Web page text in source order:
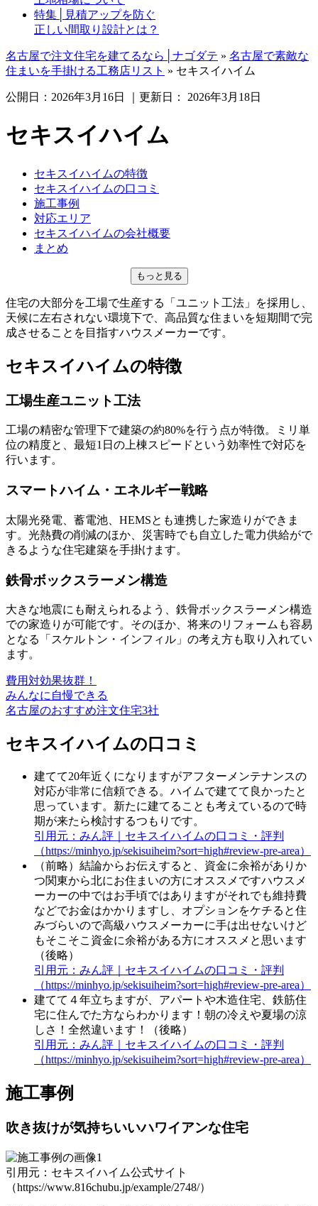
特集│見積アップを防ぐ
正しい間取り設計とは？
名古屋で注文住宅を建てるなら│ナゴダテ » 名古屋で素敵な
住まいを手掛ける工務店リスト » セキスイハイム
公開日： 2026年3月16日 ｜更新日： 2026年3月18日
セキスイハイム
セキスイハイムの特徴
セキスイハイムの口コミ
施工事例
対応エリア
セキスイハイムの会社概要
まとめ
もっと見る
住宅の大部分を工場で生産する「ユニット工法」を採用し、
天候に左右されない環境下で、高品質な住まいを短期間で完
成させることを目指すハウスメーカーです。
セキスイハイムの特徴
工場生産ユニット工法
工場の精密な管理下で建築の約80%を行う点が特徴。ミリ単
位の精度と、最短1日の上棟スピードという効率性で対応を
行います。
スマートハイム・エネルギー戦略
太陽光発電、蓄電池、HEMSとも連携した家造りができま
す。光熱費の削減のほか、災害時でも自立した電力供給がで
きるような住宅建築を手掛けます。
鉄骨ボックスラーメン構造
大きな地震にも耐えられるよう、鉄骨ボックスラーメン構造
での家造りが可能です。そのほか、将来のリフォームも容易
となる「スケルトン・インフィル」の考え方も取り入れてい
ます。
費用対効果抜群！
みんなに自慢できる
名古屋のおすすめ注文住宅3社
セキスイハイムの口コミ
建てて20年近くになりますがアフターメンテナンスの
対応が非常に信頼できる。ハイムで建てて良かったと
思っています。新たに建てることも考えているので時
期が来たら検討するつもりです。
引用元：みん評｜セキスイハイムの口コミ・評判
（https://minhyo.jp/sekisuiheim?sort=high#review-pre-area）
（前略）結論からお伝えすると、資金に余裕がありか
つ関東から北にお住まいの方にオススメですハウスメ
ーカーの中ではお手頃ではありますがそれでも維持費
などでお金はかかりますし、オプションをケチると住
みづらいので高級ハウスメーカーに手は出せないけど
もそこそこ資金に余裕がある方にオススメと思います
（後略）
引用元：みん評｜セキスイハイムの口コミ・評判
（https://minhyo.jp/sekisuiheim?sort=high#review-pre-area）
建てて４年立ちますが、アパートや木造住宅、鉄筋住
宅に住んでた方ならわかります！朝の冷えや夏場の涼
しさ！全然違います！（後略）
引用元：みん評｜セキスイハイムの口コミ・評判
（https://minhyo.jp/sekisuiheim?sort=high#review-pre-area）
施工事例
吹き抜けが気持ちいいハワイアンな住宅
引用元：セキスイハイム公式サイト
（https://www.816chubu.jp/example/2748/）